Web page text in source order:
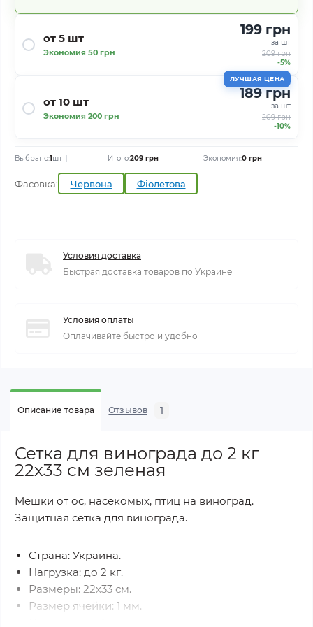
от 5 шт
Экономия 50 грн
199 грн
за шт
209 грн
-5%
от 10 шт
Экономия 200 грн
189 грн
за шт
209 грн
-10%
ЛУЧШАЯ ЦЕНА
Выбрано:1шт Итого:209 грн Экономия:0 грн
Фасовка: Червона Фіолетова
Условия доставка
Быстрая доставка товаров по Украине
Условия оплаты
Оплачивайте быстро и удобно
Описание товара Отзывов 1
Сетка для винограда до 2 кг
22х33 см зеленая
Мешки от ос, насекомых, птиц на виноград.
Защитная сетка для винограда.
Страна: Украина.
Нагрузка: до 2 кг.
Размеры: 22х33 см.
Размер ячейки: 1 мм.